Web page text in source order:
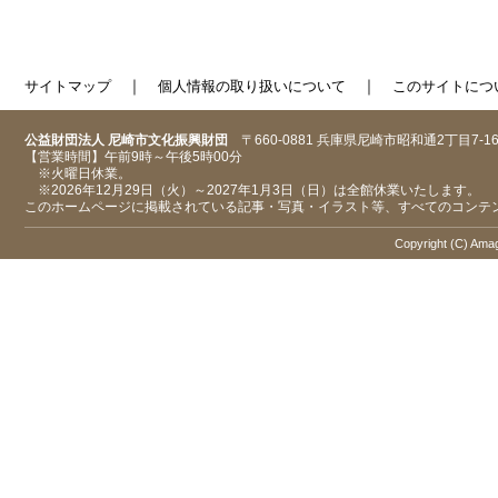
サイトマップ｜ 個人情報の取り扱いについて ｜ このサイトにつ
公益財団法人 尼崎市文化振興財団 〒660-0881 兵庫県尼崎市昭和通2丁目7-16
【営業時間】午前9時～午後5時00分
※火曜日休業。
※2026年12月29日（火）～2027年1月3日（日）は全館休業いたします。
このホームページに掲載されている記事・写真・イラスト等、すべてのコン
Copyright (C)